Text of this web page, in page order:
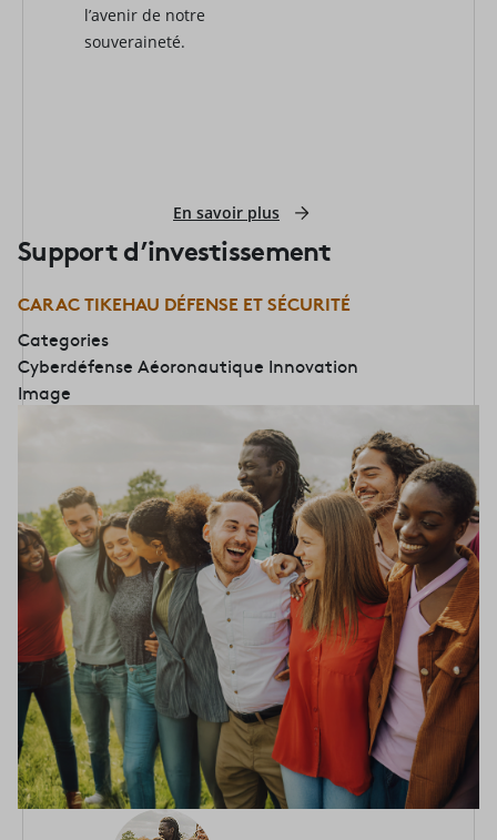
l’avenir de notre
souveraineté.
En savoir plus
Support d’investissement
CARAC TIKEHAU DÉFENSE ET SÉCURITÉ
Categories
Cyberdéfense Aéoronautique Innovation
Image